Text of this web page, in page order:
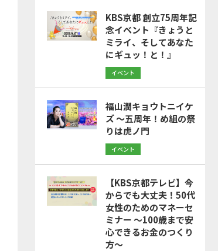
KBS京都 創立75周年記
念イベント『きょうと
ミライ、そしてあなた
にギュッ！と！』
イベント
福山潤キョウトニイケ
ズ ～五周年！め組の祭
りは虎ノ門
イベント
【KBS京都テレビ】今
からでも大丈夫！50代
女性のためのマネーセ
ミナー ～100歳まで安
心できるお金のつくり
方～